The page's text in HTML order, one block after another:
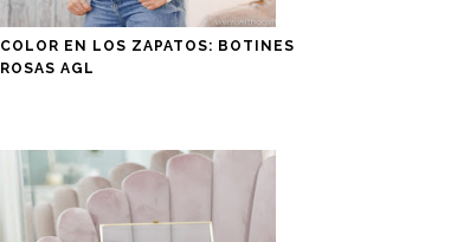
COLOR EN LOS ZAPATOS: BOTINES
ROSAS AGL